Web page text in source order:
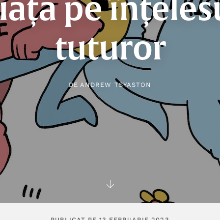
pe
tuturor
DEANDREW TSYASTON